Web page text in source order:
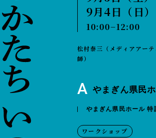
9月4日（日）
10:00−12:00
松村泰三（メディアアー
師）
A やまぎん県民
やまぎん県民ホール 特
ワークショップ